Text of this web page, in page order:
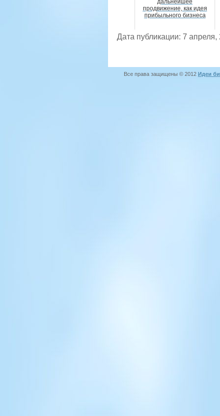
дальнейшее
продвижение, как идея
прибыльного бизнеса
Дата публикации: 7 апреля,
Все права защищены © 2012 Идеи